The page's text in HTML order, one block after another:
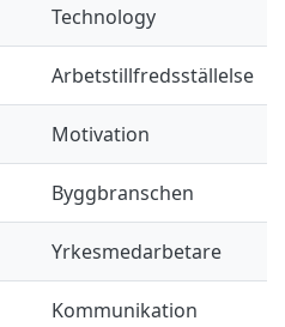
Technology
Arbetstillfredsställelse
Motivation
Byggbranschen
Yrkesmedarbetare
Kommunikation